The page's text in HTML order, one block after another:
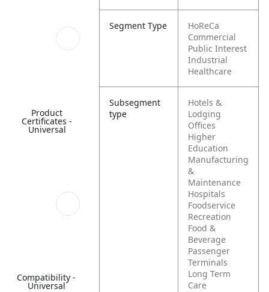
Product
Certificates -
Universal
Compatibility -
Universal
Segment Type
HoReCa
Commercial
Public Interest
Industrial
Healthcare
Subsegment
type
Hotels &
Lodging
Offices
Higher
Education
Manufacturing
&
Maintenance
Hospitals
Foodservice
Recreation
Food &
Beverage
Passenger
Terminals
Long Term
Care